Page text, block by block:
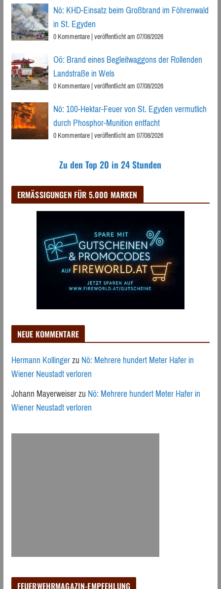
Nö: KHD-Einsatz beim Großbrand im Föhrenwald
in St. Egyden
0 Kommentare|veröffentlicht am 07/08/2026
Oö: Brand eines Begleitwaggons der Rollenden
Landstraße in Wels
0 Kommentare|veröffentlicht am 07/08/2026
Nö: 100-Hektar-Feuer von St. Egyden vermutlich
durch Phosphor-Munition entfacht
0 Kommentare|veröffentlicht am 07/08/2026
Zu den Top 20 in 24 Stunden
ERMÄSSIGUNGEN FÜR 5.000 MARKEN
NEUE KOMMENTARE
Hermann KollingerzuNö: Mehrere hundert Meter Hafer in
Wiener Neustadt verloren
Johann MayerweiserzuNö: Mehrere hundert Meter Hafer in
Wiener Neustadt verloren
FEUERWEHRMAGAZIN-EMPFEHLUNG